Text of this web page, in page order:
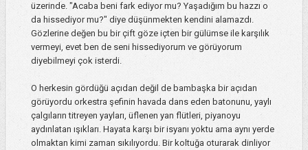
üzerinde. "Acaba beni fark ediyor mu? Yaşadığım bu hazzı o
da hissediyor mu?" diye düşünmekten kendini alamazdı.
Gözlerine değen bu bir çift göze içten bir gülümse ile karşılık
vermeyi, evet ben de seni hissediyorum ve görüyorum
diyebilmeyi çok isterdi.
O herkesin gördüğü açıdan değil de bambaşka bir açıdan
görüyordu orkestra şefinin havada dans eden batonunu, yaylı
çalgıların titreyen yayları, üflenen yan flütleri, piyanoyu
aydınlatan ışıkları. Hayata karşı bir isyanı yoktu ama aynı yerde
olmaktan kimi zaman sıkılıyordu. Bir koltuğa oturarak dinliyor